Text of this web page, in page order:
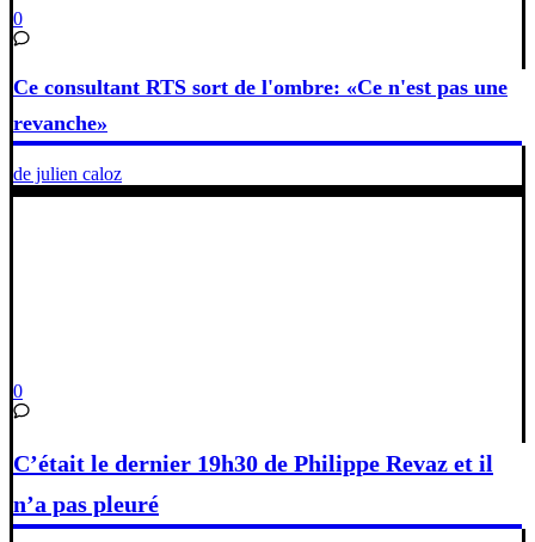
0
Ce consultant RTS sort de l'ombre: «Ce n'est pas une
revanche»
de julien caloz
0
C’était le dernier 19h30 de Philippe Revaz et il
n’a pas pleuré